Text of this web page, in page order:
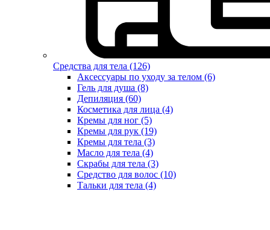
Средства для тела (126)
Аксессуары по уходу за телом (6)
Гель для душа (8)
Депиляция (60)
Косметика для лица (4)
Кремы для ног (5)
Кремы для рук (19)
Кремы для тела (3)
Масло для тела (4)
Скрабы для тела (3)
Средство для волос (10)
Тальки для тела (4)